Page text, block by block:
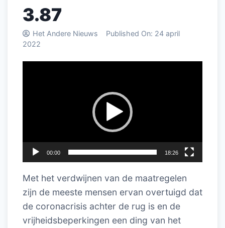
3.87
Het Andere Nieuws Published On: 24 april
2022
00:00 18:26
Met het verdwijnen van de maatregelen
zijn de meeste mensen ervan overtuigd dat
de coronacrisis achter de rug is en de
vrijheidsbeperkingen een ding van het